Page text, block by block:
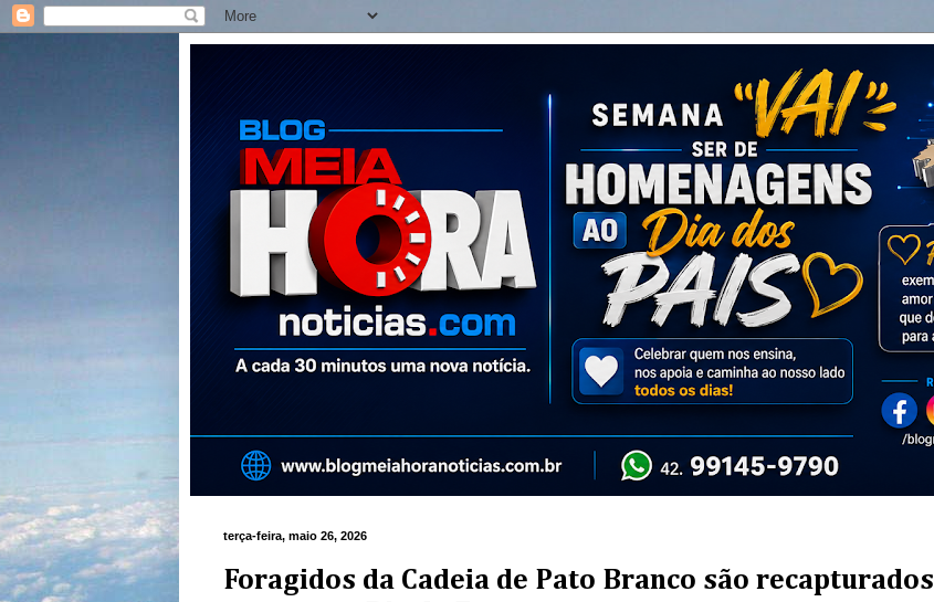
terça-feira, maio 26, 2026
Foragidos da Cadeia de Pato Branco são recapturados